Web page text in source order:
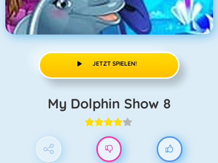
JETZT SPIELEN!
My Dolphin Show 8